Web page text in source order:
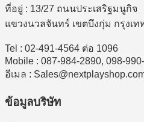
ที่อยู่ : 13/27 ถนนประเสริฐมนูกิจ
แขวงนวลจันทร์ เขตบึงกุ่ม กรุงเ
Tel : 02-491-4564 ต่อ 1096
Mobile : 087-984-2890, 098-
อีเมล :
ข้อมูลบริษัท